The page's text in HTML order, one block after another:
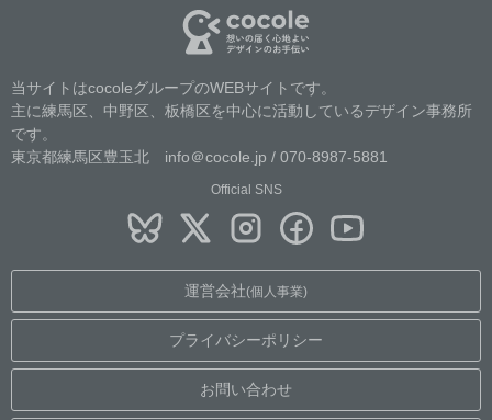
当サイトはcocoleグループのWEBサイトです。
主に練馬区、中野区、板橋区を中心に活動しているデザイン事務所
です。
東京都練馬区豊玉北 info＠cocole.jp / 070-8987-5881
Official SNS
運営会社(個人事業)
プライバシーポリシー
お問い合わせ